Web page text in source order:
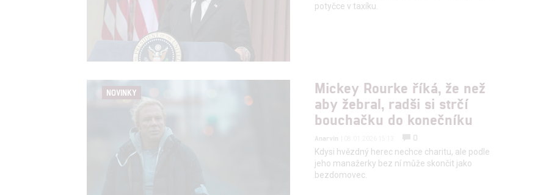
potyčce v taxíku.
NOVINKY
Mickey Rourke říká, že než
aby žebral, radši si strčí
bouchačku do konečníku
Anarvin
0
Kdysi hvězdný herec nechce charitu, ale podle
jeho manažerky bez ní může skončit jako
bezdomovec.